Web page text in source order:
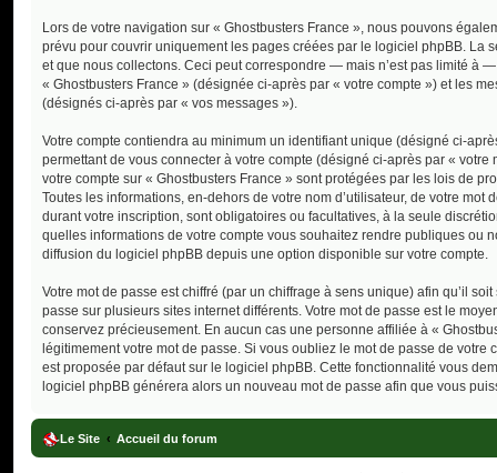
Lors de votre navigation sur « Ghostbusters France », nous pouvons
prévu pour couvrir uniquement les pages créées par le logiciel phpBB. La
et que nous collectons. Ceci peut correspondre — mais n’est pas limité à
« Ghostbusters France » (désignée ci-après par « votre compte ») et les
(désignés ci-après par « vos messages »).
Votre compte contiendra au minimum un identifiant unique (désigné ci-
permettant de vous connecter à votre compte (désigné ci-après par «
votre compte sur « Ghostbusters France » sont protégées par les lois de
Toutes les informations, en-dehors de votre nom d’utilisateur, de votre
durant votre inscription, sont obligatoires ou facultatives, à la seule
quelles informations de votre compte vous souhaitez rendre publiques ou
diffusion du logiciel phpBB depuis une option disponible sur votre compte.
Votre mot de passe est chiffré (par un chiffrage à sens unique) afin qu’il
passe sur plusieurs sites internet différents. Votre mot de passe est le
conservez précieusement. En aucun cas une personne affiliée à «
légitimement votre mot de passe. Si vous oubliez le mot de passe de
est proposée par défaut sur le logiciel phpBB. Cette fonctionnalité vous
logiciel phpBB générera alors un nouveau mot de passe afin que vous
Le Site Accueil du forum